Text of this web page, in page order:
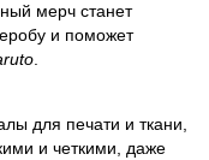
мерч станет
и поможет
для печати и ткани,
и четкими, даже